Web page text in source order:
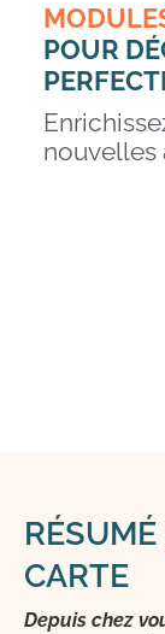
POUR
nouvelles
CARTE
Depuis chez